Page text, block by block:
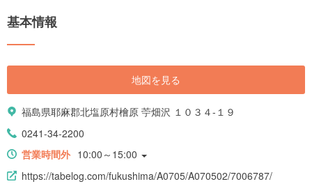
基本情報
地図を見る
福島県耶麻郡北塩原村檜原 苧畑沢 １０３４-１９
0241-34-2200
営業時間外 10:00～15:00
https://tabelog.com/fukushima/A0705/A070502/7006787/